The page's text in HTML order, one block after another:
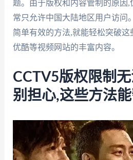
题。由于版权和内容管制的原因,
常只允许中国大陆地区用户访问
简单有效的方法,就能轻松突破
优酷等视频网站的丰富内容。
CCTV5版权限制
别担心,这些方法